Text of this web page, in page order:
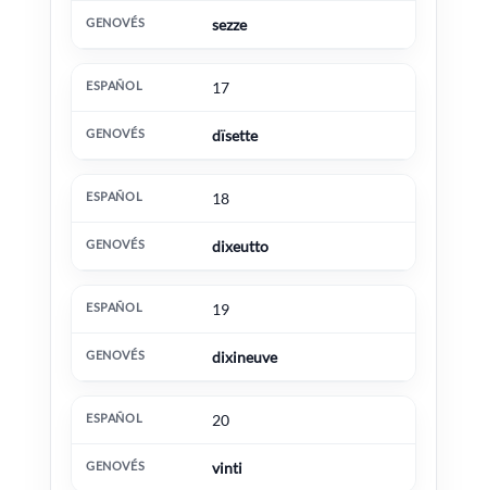
sezze
17
dïsette
18
dixeutto
19
dixineuve
20
vinti